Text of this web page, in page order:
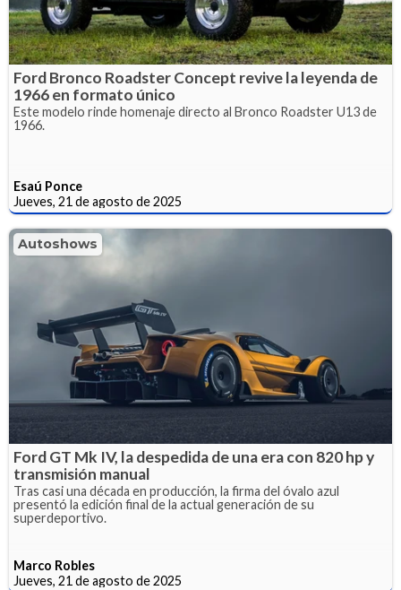
Ford Bronco Roadster Concept revive la leyenda de
1966 en formato único
Este modelo rinde homenaje directo al Bronco Roadster U13 de
1966.
Esaú Ponce
Jueves, 21 de agosto de 2025
Autoshows
Ford GT Mk IV, la despedida de una era con 820 hp y
transmisión manual
Tras casi una década en producción, la firma del óvalo azul
presentó la edición final de la actual generación de su
superdeportivo.
Marco Robles
Jueves, 21 de agosto de 2025